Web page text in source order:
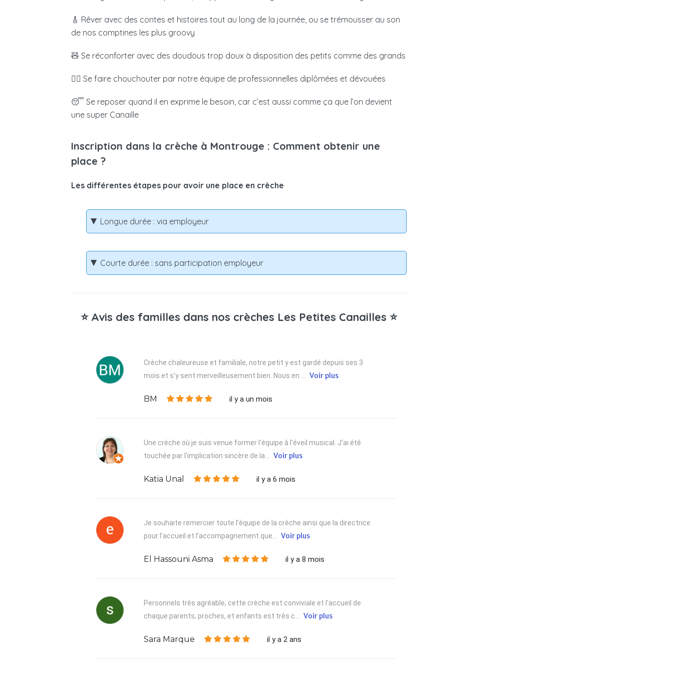
🎸 Rêver avec des contes et histoires tout au long de la journée, ou se trémousser au son
de nos comptines les plus groovy
🧸 Se réconforter avec des doudous trop doux à disposition des petits comme des grands
🧖‍♀️ Se faire chouchouter par notre équipe de professionnelles diplômées et dévouées
😴 Se reposer quand il en exprime le besoin, car c’est aussi comme ça que l’on devient
une super Canaille
Inscription dans la crèche à Montrouge : Comment obtenir une
place ?
Les différentes étapes pour avoir une place en crèche
Longue durée : via employeur
Courte durée : sans participation employeur
⭐ Avis des familles dans nos crèches Les Petites Canailles ⭐
Crèche chaleureuse et familiale, notre petit y est gardé depuis ses 3
mois et s'y sent merveilleusement bien. Nous en ... Voir plus
BM il y a un mois
Une crèche où je suis venue former l'équipe à l'éveil musical. J'ai été
touchée par l'implication sincère de la... Voir plus
Katia Unal il y a 6 mois
Je souhaite remercier toute l’équipe de la crèche ainsi que la directrice
pour l’accueil et l’accompagnement que... Voir plus
El Hassouni Asma il y a 8 mois
Personnels très agréable, cette crèche est conviviale et l'accueil de
chaque parents, proches, et enfants est très c... Voir plus
Sara Marque il y a 2 ans